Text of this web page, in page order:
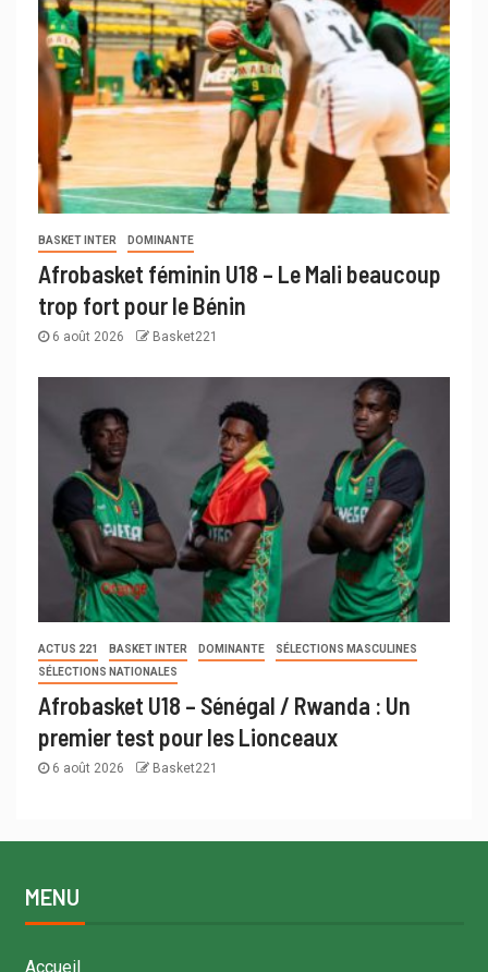
BASKET INTER DOMINANTE
Afrobasket féminin U18 – Le Mali beaucoup
trop fort pour le Bénin
6 août 2026 Basket221
ACTUS 221 BASKET INTER DOMINANTE
SÉLECTIONS MASCULINES
SÉLECTIONS NATIONALES
Afrobasket U18 – Sénégal / Rwanda : Un
premier test pour les Lionceaux
6 août 2026 Basket221
MENU
Accueil